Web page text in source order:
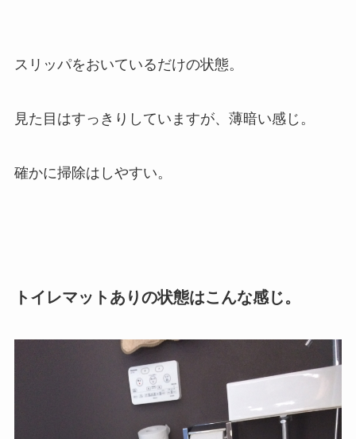
スリッパをおいているだけの状態。
見た目はすっきりしていますが、薄暗い感じ。
確かに掃除はしやすい。
トイレマットありの状態はこんな感じ。